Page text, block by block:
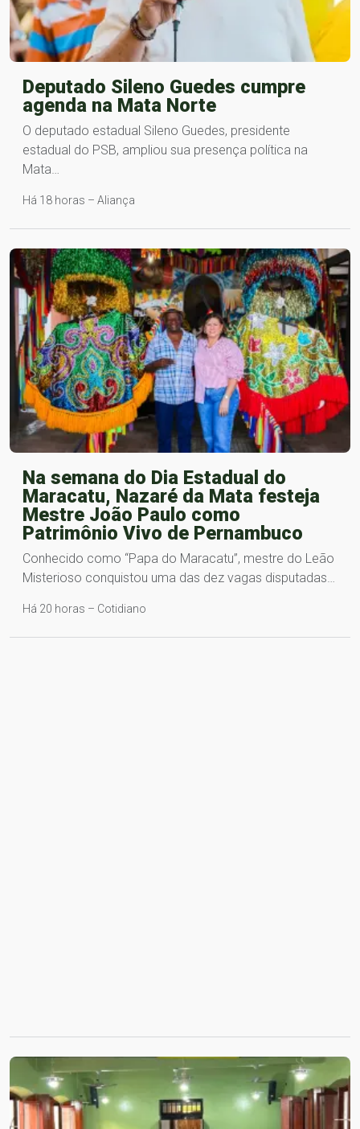
Deputado Sileno Guedes cumpre
agenda na Mata Norte
O deputado estadual Sileno Guedes, presidente
estadual do PSB, ampliou sua presença política na
Mata…
Há 18 horas – Aliança
Na semana do Dia Estadual do
Maracatu, Nazaré da Mata festeja
Mestre João Paulo como
Patrimônio Vivo de Pernambuco
Conhecido como “Papa do Maracatu”, mestre do Leão
Misterioso conquistou uma das dez vagas disputadas…
Há 20 horas – Cotidiano